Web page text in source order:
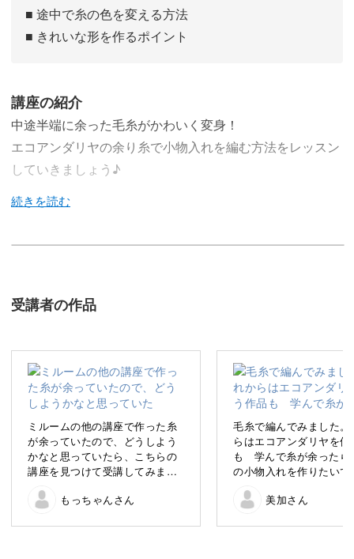
■ 途中で糸の色を変える方法
■ きれいな形を作るポイント
講座の紹介
中途半端に余った毛糸がかわいく変身！
エコアンダリヤの余り糸で小物入れを編む方法をレッスン
していきましょう♪
していきます♪
レーヨン素材のエコアンダリヤでポーチやバッグなどを編
んで、
少し余ってしまって使い道がないと困っていませんか？
今回は、少しのエコアンダリヤで編める、
かごバッグそっくりの小物入れの作り方をご紹介します。
アロマオイルやコスメを入れたり、編み物道具を入れたり
と、
受講者の作品
ミルームの他の講座で作った糸
が余っていたので、どうしよう
かなと思っていたら、こちらの
講座を見つけて受講してみまし
編み物は初挑戦だったので、何
解いてやり直したりして、やっ
もっちゃんさん
毛糸で編んでみました。
らはエコアンダリヤを使
も゙学んで糸が余ったら
の小物入れを作りたいで
美加さん